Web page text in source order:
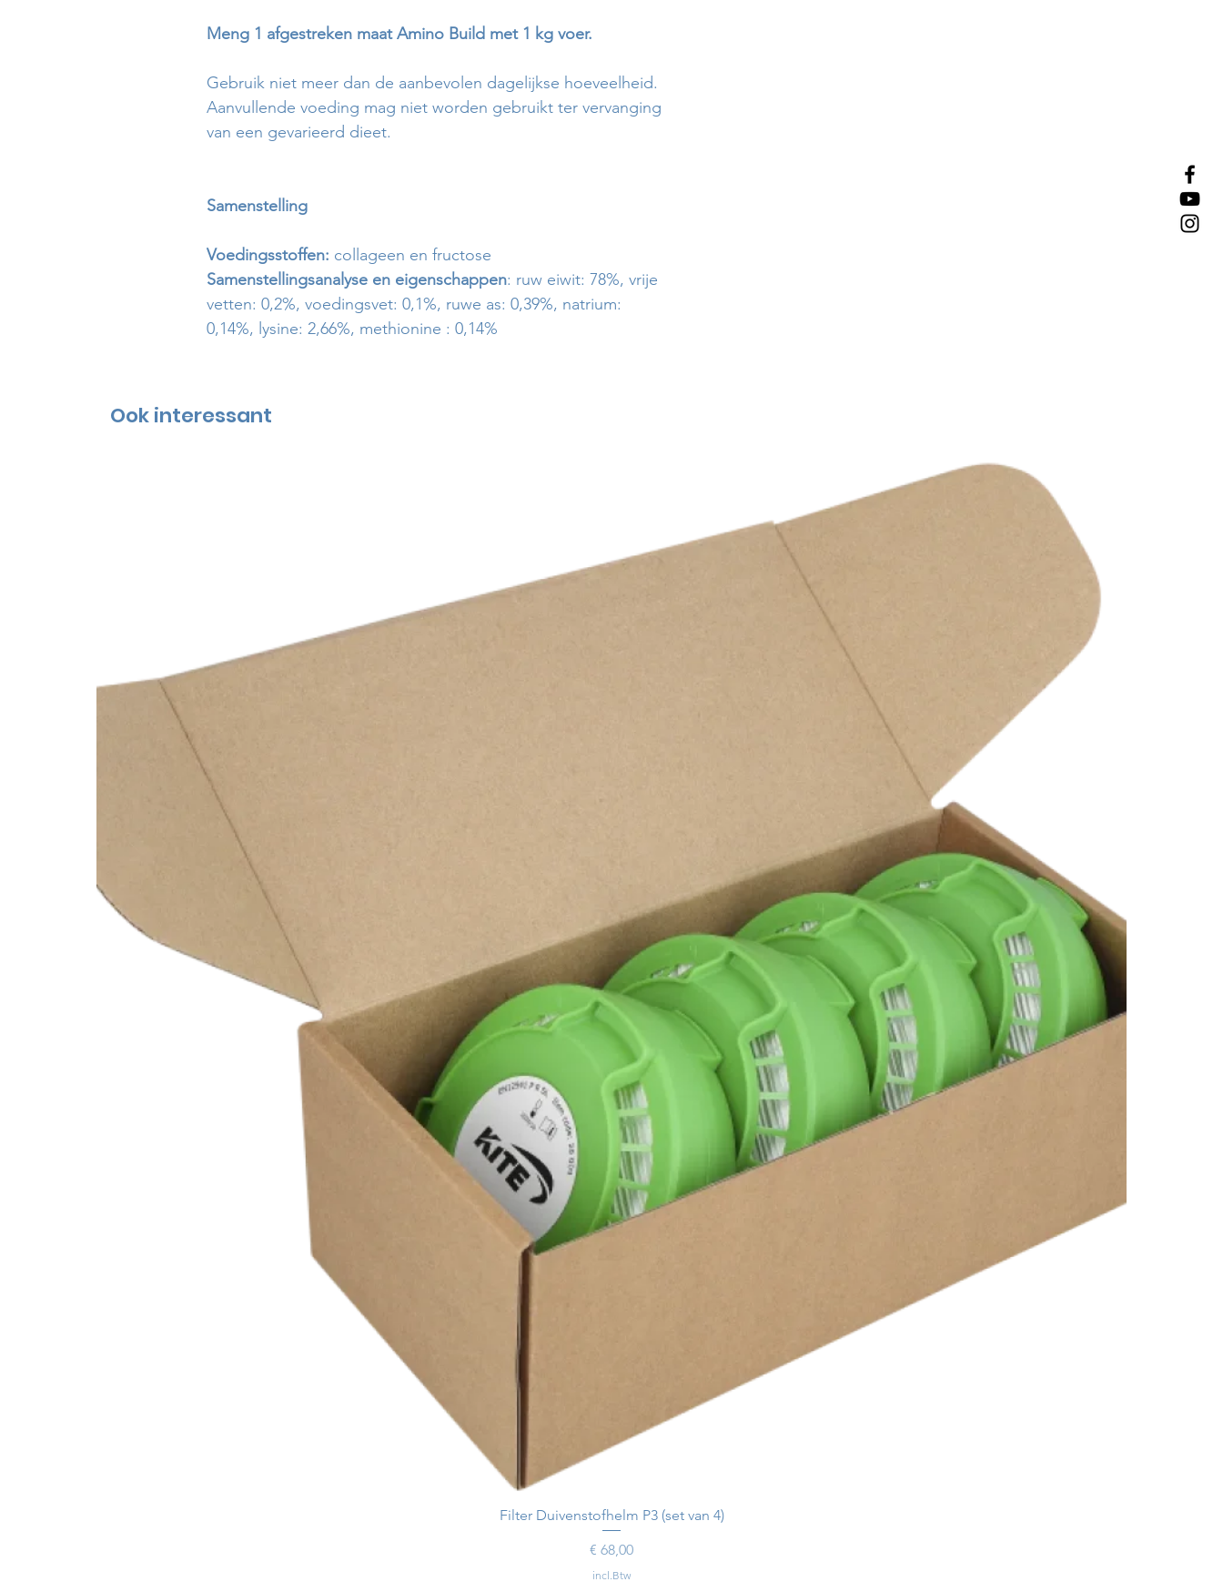
Meng 1 afgestreken maat Amino Build met 1 kg voer.
Gebruik niet meer dan de aanbevolen dagelijkse hoeveelheid.
Aanvullende voeding mag niet worden gebruikt ter vervanging
van een gevarieerd dieet.
Samenstelling
Voedingsstoffen: collageen en fructose
Samenstellingsanalyse en eigenschappen: ruw eiwit: 78%, vrije
vetten: 0,2%, voedingsvet: 0,1%, ruwe as: 0,39%, natrium:
0,14%, lysine: 2,66%, methionine : 0,14%
Ook interessant
Filter Duivenstofhelm P3 (set van 4)
Prijs
€ 68,00
incl.Btw